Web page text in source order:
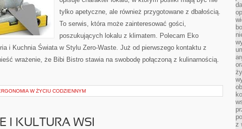
tylko apetyczne, ale również przygotowane z dbałością.
To serwis, która może zainteresować gości,
poszukujących lokalu z klimatem. Polecam Eko
i Kuchnia Świata w Stylu Zero-Waste. Już od pierwszego kontaktu z
wrażenie, że Bibi Bistro stawia na swobodę połączoną z kulinarnością.
W ŻYCIU CODZIENNYM
I KULTURA WSI
z